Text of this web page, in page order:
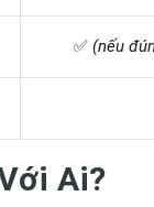
✅ (nếu
Ai?